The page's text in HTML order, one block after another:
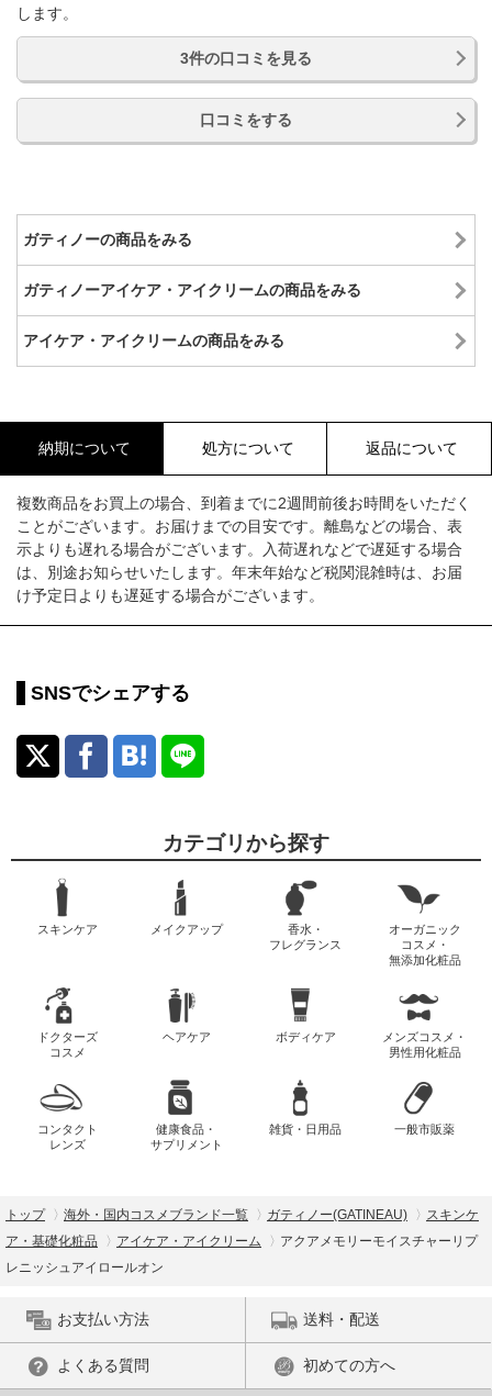
します。
3件の口コミを見る
口コミをする
ガティノーの商品をみる
ガティノーアイケア・アイクリームの商品をみる
アイケア・アイクリームの商品をみる
納期について 処方について 返品について
複数商品をお買上の場合、到着までに2週間前後お時間をいただく
ことがございます。お届けまでの目安です。離島などの場合、表
示よりも遅れる場合がございます。入荷遅れなどで遅延する場合
は、別途お知らせいたします。年末年始など税関混雑時は、お届
け予定日よりも遅延する場合がございます。
SNSでシェアする
カテゴリから探す
スキンケア メイクアップ
香水・
フレグランス
オーガニック
コスメ・
無添加化粧品
ドクターズ
コスメ
ヘアケア ボディケア
メンズコスメ・
男性用化粧品
コンタクト
レンズ
健康食品・
サプリメント
雑貨・日用品 一般市販薬
トップ 海外・国内コスメブランド一覧 ガティノー(GATINEAU)
スキンケ
ア・基礎化粧品
アイケア・アイクリーム
アクアメモリーモイスチャーリプ
レニッシュアイロールオン
お支払い方法 送料・配送
よくある質問 初めての方へ